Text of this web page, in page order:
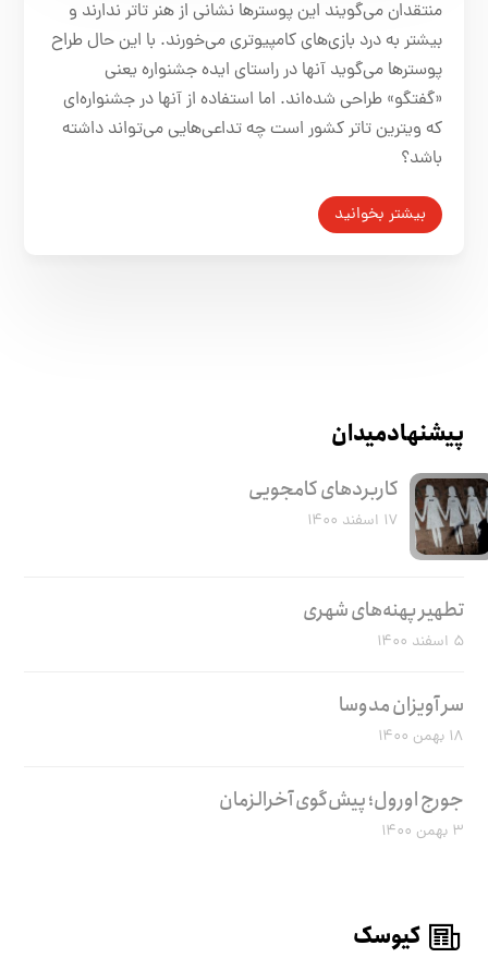
منتقدان می‌گویند این پوسترها نشانی از هنر تاتر ندارند و
بیشتر به درد بازی‌های کامپیوتری می‌خورند. با این حال طراح
پوسترها می‌گوید آنها در راستای ایده جشنواره یعنی
«گفتگو» طراحی شده‌اند. اما استفاده از آنها در جشنواره‌ای
که ویترین تاتر کشور است چه تداعی‌هایی می‌تواند داشته
باشد؟
بیشتر بخوانید
پیشنهاد میدان
کاربرد‌های کامجویی
۱۷ اسفند ۱۴۰۰
تطهیر پهنه‌های شهری
۵ اسفند ۱۴۰۰
سر آویزان مدوسا
۱۸ بهمن ۱۴۰۰
جورج اورول؛ پیش‌گوی آخرالزمان
۳ بهمن ۱۴۰۰
کیوسک